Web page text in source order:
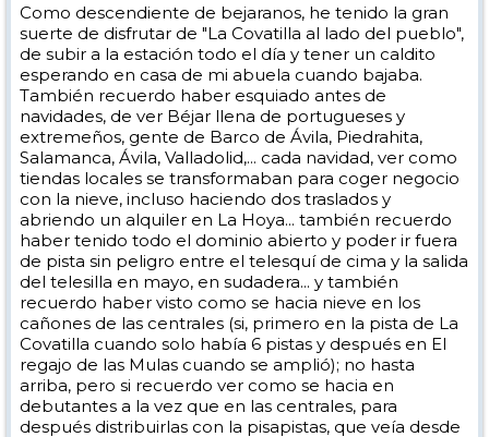
Como descendiente de bejaranos, he tenido la gran
suerte de disfrutar de "La Covatilla al lado del pueblo",
de subir a la estación todo el día y tener un caldito
esperando en casa de mi abuela cuando bajaba.
También recuerdo haber esquiado antes de
navidades, de ver Béjar llena de portugueses y
extremeños, gente de Barco de Ávila, Piedrahita,
Salamanca, Ávila, Valladolid,... cada navidad, ver como
tiendas locales se transformaban para coger negocio
con la nieve, incluso haciendo dos traslados y
abriendo un alquiler en La Hoya... también recuerdo
haber tenido todo el dominio abierto y poder ir fuera
de pista sin peligro entre el telesquí de cima y la salida
del telesilla en mayo, en sudadera... y también
recuerdo haber visto como se hacia nieve en los
cañones de las centrales (si, primero en la pista de La
Covatilla cuando solo había 6 pistas y después en El
regajo de las Mulas cuando se amplió); no hasta
arriba, pero si recuerdo ver como se hacia en
debutantes a la vez que en las centrales, para
después distribuirlas con la pisapistas, que veía desde